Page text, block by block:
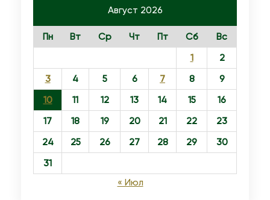
Август 2026
Пн Вт Ср Чт Пт Сб
Вс
1
2
3
4 5 6 7 8
9
10
11 12 13 14 15
16
17
18 19 20 21 22
23
24
25 26 27 28 29
30
31
« Июл